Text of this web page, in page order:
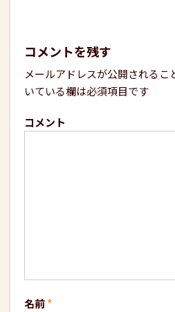
コメントを残す
メールアドレスが公開されるこ
いている欄は必須項目です
コメント
名前*